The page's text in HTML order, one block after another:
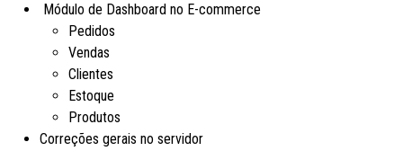
Módulo de Dashboard no E-commerce
Pedidos
Vendas
Clientes
Estoque
Produtos
Correções gerais no servidor